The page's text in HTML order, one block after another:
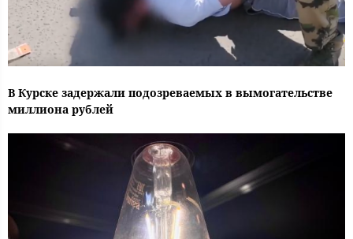
В Курске задержали подозреваемых в вымогательстве
миллиона рублей